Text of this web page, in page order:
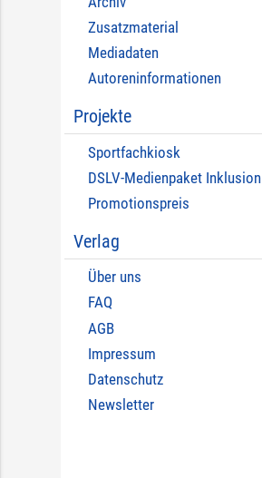
Zusatzmaterial
Mediadaten
Autoreninformationen
Projekte
Sportfachkiosk
DSLV-Medienpaket Inklusion
Promotionspreis
Verlag
Über uns
FAQ
AGB
Impressum
Datenschutz
Newsletter